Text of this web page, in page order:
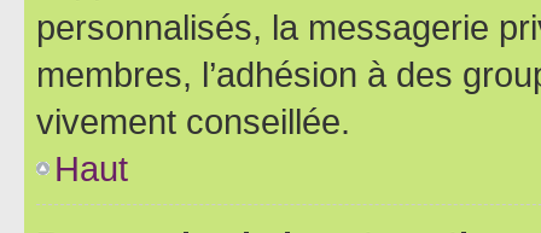
personnalisés, la messagerie
membres, l’adhésion à des
vivement conseillée.
Haut